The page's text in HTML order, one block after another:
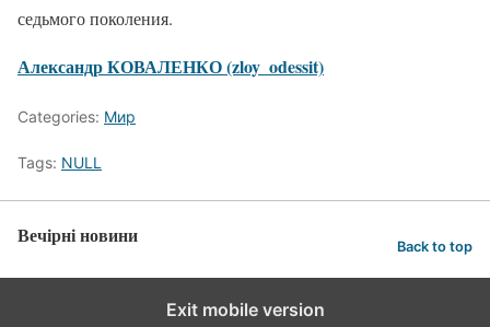
седьмого поколения.
Александр КОВАЛЕНКО (zloy_odessit)
Categories: Мир
Tags: NULL
Вечірні новини Back to top
Exit mobile version